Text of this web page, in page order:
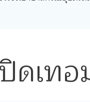
ปิดเท